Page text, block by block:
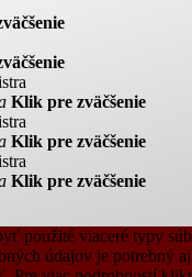
Klik pre zväčšenie
Klik pre zväčšenie
Klik pre zväčšenie
použité viaceré typy
údajov je potrebný